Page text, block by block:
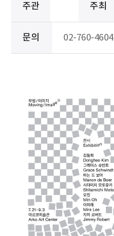
주관 주최
문의 02-760-4604